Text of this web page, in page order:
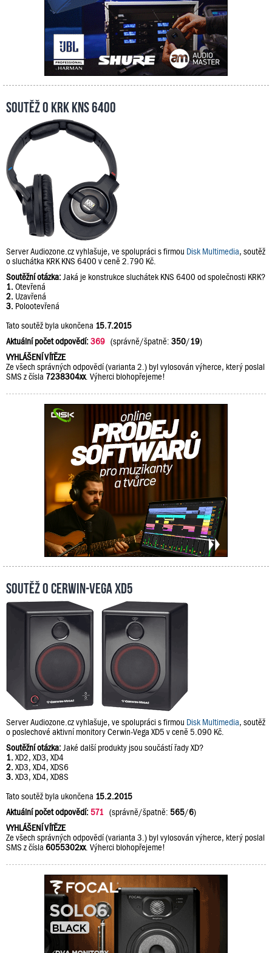
Soutěž o KRK KNS 6400
Server Audiozone.cz vyhlašuje, ve spolupráci s firmou Disk Multimedia, soutěž
o sluchátka KRK KNS 6400 v ceně 2.790 Kč.
Soutěžní otázka:Jaká je konstrukce sluchátek KNS 6400 od společnosti KRK?
1.Otevřená
2. Uzavřená
3. Polootevřená
Tato soutěž byla ukončena 15.7.2015
Aktuální počet odpovědí:369 (správně/špatně: 350/19)
VYHLÁŠENÍ VÍTĚZE
Ze všech správných odpovědí (varianta 2.) byl vylosován výherce, který poslal
SMS z čísla 7238304xx. Výherci blohopřejeme!
Soutěž o Cerwin-Vega XD5
Server Audiozone.cz vyhlašuje, ve spolupráci s firmou Disk Multimedia, soutěž
o poslechové aktivní monitory Cerwin-Vega XD5 v ceně 5.090 Kč.
Soutěžní otázka: Jaké další produkty jsou součástí řady XD?
1. XD2, XD3, XD4
2. XD3, XD4, XDS6
3. XD3, XD4, XD8S
Tato soutěž byla ukončena 15.2.2015
Aktuální počet odpovědí:571 (správně/špatně: 565/6)
VYHLÁŠENÍ VÍTĚZE
Ze všech správných odpovědí (varianta 3.) byl vylosován výherce, který poslal
SMS z čísla 6055302xx. Výherci blohopřejeme!